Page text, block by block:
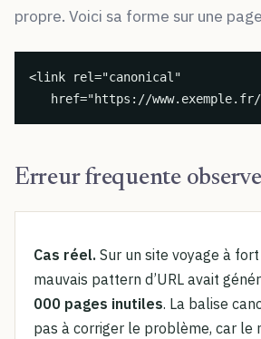
propre. Voici sa forme sur une
<link rel="canonical"
href="https://
Erreur frequente
Cas réel. Sur un site voyage à
mauvais pattern d’URL avait
000 pages inutiles. La balise
pas à corriger le problème, car le